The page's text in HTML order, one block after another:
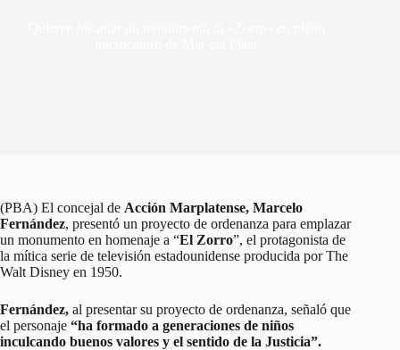
(PBA) El concejal de Acción Marplatense, Marcelo
Fernández, presentó un proyecto de ordenanza para emplazar
un monumento en homenaje a “El Zorro”, el protagonista de
la mítica serie de televisión estadounidense producida por The
Walt Disney en 1950.
Fernández, al presentar su proyecto de ordenanza, señaló que
el personaje “ha formado a generaciones de niños
inculcando buenos valores y el sentido de la Justicia”.